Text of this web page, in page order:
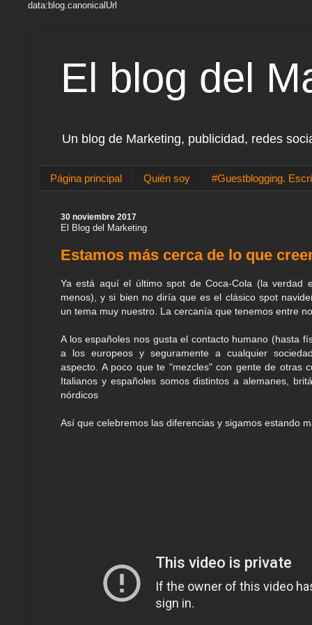
data:blog.canonicalUrl
El blog del
Un blog de Marketing, publicidad, redes
Página principal Quién soy #Guestblogging.
30 noviembre 2017
El Blog del Marketing
Estamos más cerca de lo que
Ya está aquí el último spot de Coca-Cola (la verdad
menos), y si bien no diría que es el clásico spot
un tema muy nuestro. La cercanía que tenemos entre
A los españoles nos gusta el contacto humano (hasta
a los europeos y seguramente a cualquier
aspecto. A poco que te "mezcles" con gente de otras
Italianos y españoles somos distintos a alemanes,
nórdicos
Así que celebremos las diferencias y sigamos estando